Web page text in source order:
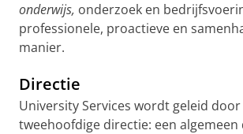
onderwijs, onderzoek en
professionele, proactieve en
manier.
Directie
University Services wordt geleid door
tweehoofdige directie: een